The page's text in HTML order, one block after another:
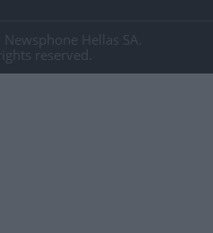
Hellas SA.
reserved.